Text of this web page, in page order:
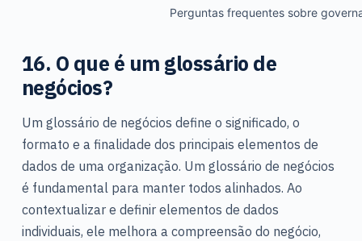
Perguntas frequentes sobre
16. O que é um glossário de
negócios?
Um glossário de negócios define o significado, o
formato e a finalidade dos principais elementos de
dados de uma organização. Um glossário de negócios
é fundamental para manter todos alinhados. Ao
contextualizar e definir elementos de dados
individuais, ele melhora a compreensão do negócio,